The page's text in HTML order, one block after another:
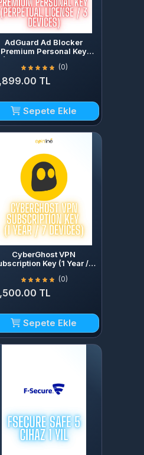
AdGuard Ad Blocker
Premium Personal Key
(Perpetual License / 3
Devices)(0)
TL
Sepete Ekle
CyberGhost VPN
Key (1 Year / 7
(0)
TL
Sepete Ekle